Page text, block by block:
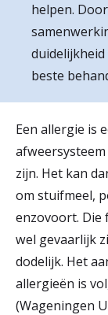
helpen.
duidelijkheid
beste
Een allergie is
zijn. Het kan
om stuifmeel,
enzovoort. Die
wel gevaarlijk
dodelijk. Het
allergieën is
(Wageningen